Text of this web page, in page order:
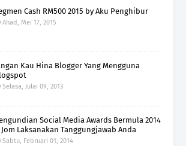
Cash RM500 2015 by Aku Penghibur
Ahad, Mei 17, 2015
Kau Hina Blogger Yang Mengguna
Selasa, Julai 09, 2013
Social Media Awards Bermula 2014
Jom Laksanakan Tanggungjawab Anda
Sabtu, Februari 01, 2014